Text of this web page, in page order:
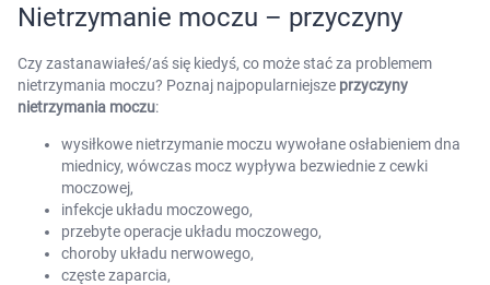
Nietrzymanie moczu – przyczyny
Czy zastanawiałeś/aś się kiedyś, co może stać za problemem
nietrzymania moczu? Poznaj najpopularniejsze przyczyny
nietrzymania moczu:
wysiłkowe nietrzymanie moczu wywołane osłabieniem dna
miednicy, wówczas mocz wypływa bezwiednie z cewki
moczowej,
infekcje układu moczowego,
przebyte operacje układu moczowego,
choroby układu nerwowego,
częste zaparcia,